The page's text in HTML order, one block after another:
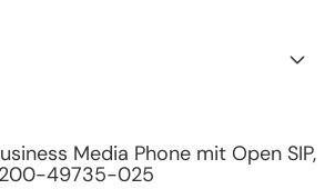
Media Phone mit Open SIP,
49735-025